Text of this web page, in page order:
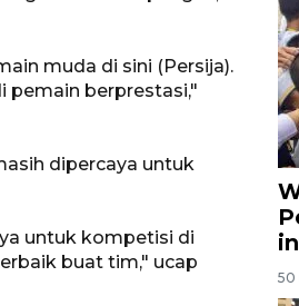
muda di sini (Persija).
pemain berprestasi,"
dipercaya untuk
untuk kompetisi di
buat tim," ucap
50